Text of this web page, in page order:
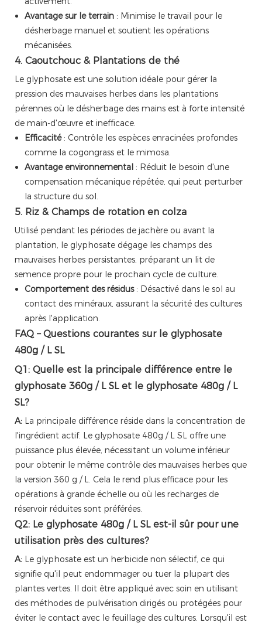
Avantage sur le terrain : Minimise le travail pour le
désherbage manuel et soutient les opérations
mécanisées.
4. Caoutchouc & Plantations de thé
Le glyphosate est une solution idéale pour gérer la
pression des mauvaises herbes dans les plantations
pérennes où le désherbage des mains est à forte intensité
de main-d'œuvre et inefficace.
Efficacité : Contrôle les espèces enracinées profondes
comme la cogongrass et le mimosa.
Avantage environnemental : Réduit le besoin d'une
compensation mécanique répétée, qui peut perturber
la structure du sol.
5. Riz & Champs de rotation en colza
Utilisé pendant les périodes de jachère ou avant la
plantation, le glyphosate dégage les champs des
mauvaises herbes persistantes, préparant un lit de
semence propre pour le prochain cycle de culture.
Comportement des résidus : Désactivé dans le sol au
contact des minéraux, assurant la sécurité des cultures
après l'application.
FAQ – Questions courantes sur le glyphosate
480g / L SL
Q1: Quelle est la principale différence entre le
glyphosate 360g / L SL et le glyphosate 480g / L
SL?
A: La principale différence réside dans la concentration de
l'ingrédient actif. Le glyphosate 480g / L SL offre une
puissance plus élevée, nécessitant un volume inférieur
pour obtenir le même contrôle des mauvaises herbes que
la version 360 g / L. Cela le rend plus efficace pour les
opérations à grande échelle ou où les recharges de
réservoir réduites sont préférées.
Q2: Le glyphosate 480g / L SL est-il sûr pour une
utilisation près des cultures?
A: Le glyphosate est un herbicide non sélectif, ce qui
signifie qu'il peut endommager ou tuer la plupart des
plantes vertes. Il doit être appliqué avec soin en utilisant
des méthodes de pulvérisation dirigés ou protégées pour
éviter le contact avec le feuillage des cultures. Lorsqu'il est